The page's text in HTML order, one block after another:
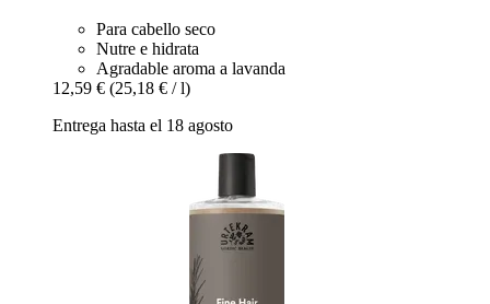
Para cabello seco
Nutre e hidrata
Agradable aroma a lavanda
12,59 € (25,18 € / l)
Entrega hasta el 18 agosto